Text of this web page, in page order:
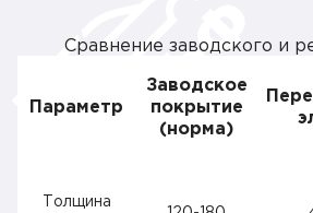
Сравнение заводского и
Параметр
Заводское
покрытие
(норма)
Толщина